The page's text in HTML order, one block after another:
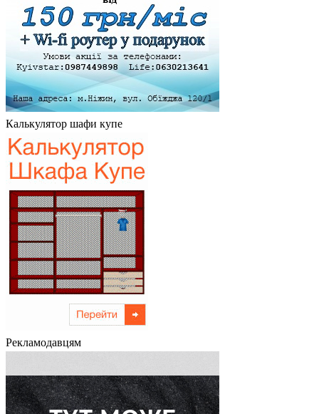
Калькулятор шафи купе
Рекламодавцям